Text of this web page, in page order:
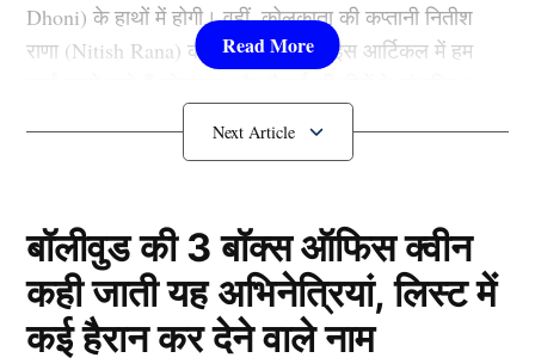
Dhoni) के हाथों में होगी। वहीं, कोलकाता की कप्तानी नितीश
राणा (Nitish Rana) करते नजर आएंगे। इस आर्टिकल में हम
सदस्यों के बारे में जो उस मैच में अपनी टीमों के लिए अहम किरदार
टीमों के बीच टक्कर
बॉलीवुड की 3 बॉक्स ऑफिस क्वीन
कही जाती यह अभिनेत्रियां, लिस्ट में
कई हैरान कर देने वाले नाम